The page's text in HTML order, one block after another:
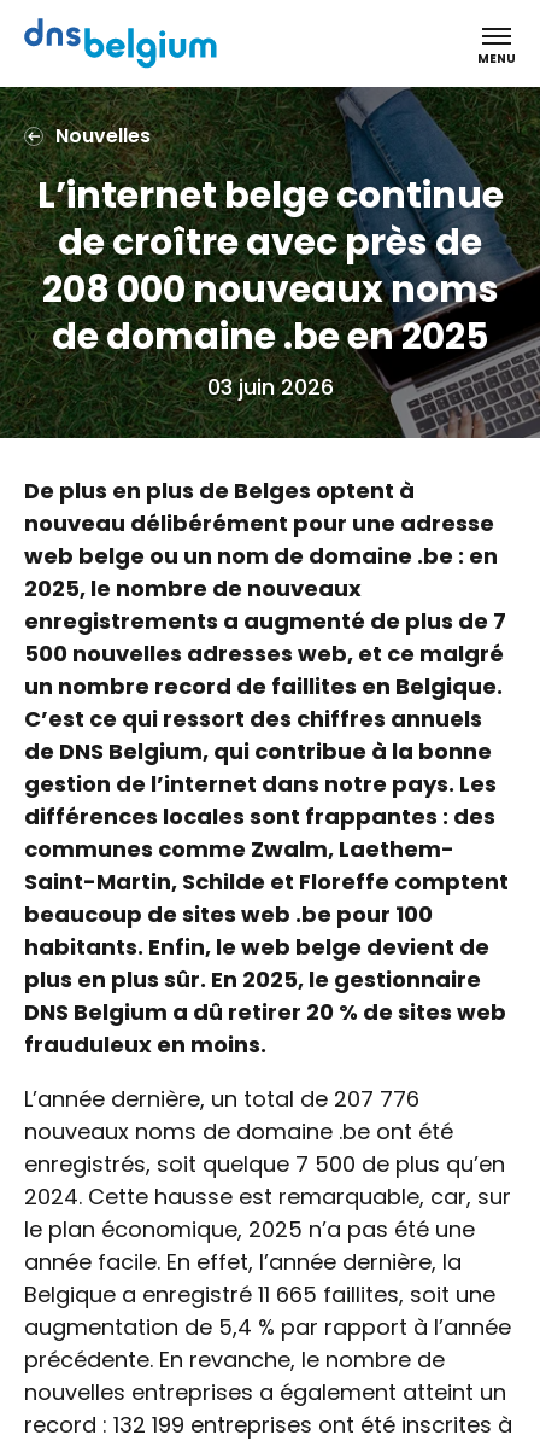
DNS Belgium
MENU
Nouvelles
L’internet belge continue
de croître avec près de
208 000 nouveaux noms
de domaine .be en 2025
03 juin 2026
De plus en plus de Belges optent à
nouveau délibérément pour une adresse
web belge ou un nom de domaine .be : en
2025, le nombre de nouveaux
enregistrements a augmenté de plus de 7
500 nouvelles adresses web, et ce malgré
un nombre record de faillites en Belgique.
C’est ce qui ressort des chiffres annuels
de DNS Belgium, qui contribue à la bonne
gestion de l’internet dans notre pays. Les
différences locales sont frappantes : des
communes comme Zwalm, Laethem-
Saint-Martin, Schilde et Floreffe comptent
beaucoup de sites web .be pour 100
habitants. Enfin, le web belge devient de
plus en plus sûr. En 2025, le gestionnaire
DNS Belgium a dû retirer 20 % de sites web
frauduleux en moins.
L’année dernière, un total de 207 776
nouveaux noms de domaine .be ont été
enregistrés, soit quelque 7 500 de plus qu’en
2024. Cette hausse est remarquable, car, sur
le plan économique, 2025 n’a pas été une
année facile. En effet, l’année dernière, la
Belgique a enregistré 11 665 faillites, soit une
augmentation de 5,4 % par rapport à l’année
précédente. En revanche, le nombre de
nouvelles entreprises a également atteint un
record : 132 199 entreprises ont été inscrites à